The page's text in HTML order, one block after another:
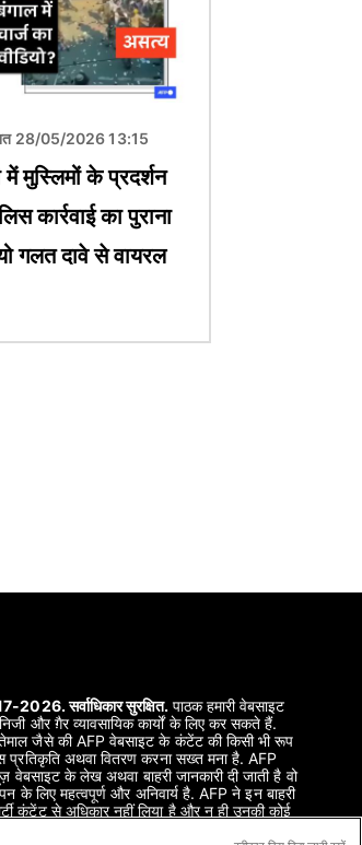
28/05/2026 13:15
में मुस्लिमों के प्रदर्शन
कार्रवाई का पुराना
गलत दावे से वायरल
2026. सर्वाधिकार सुरक्षित. पाठक हमारी वेबसाइट
और ग़ैर व्यावसायिक कार्यों के लिए कर सकते हैं.
जैसे की AFP वेबसाइट के कंटेंट की किसी भी रूप
प्रतिकृति अथवा वितरण करना सख्त मना है. AFP
के लेख अथवा बाहरी जानकारी दी जाती है वो
के लिए महत्वपूर्ण और अनिवार्य है. AFP ने इन बाहरी
कंटेंट से अधिकार नहीं लिया है और न ही उनकी कोई